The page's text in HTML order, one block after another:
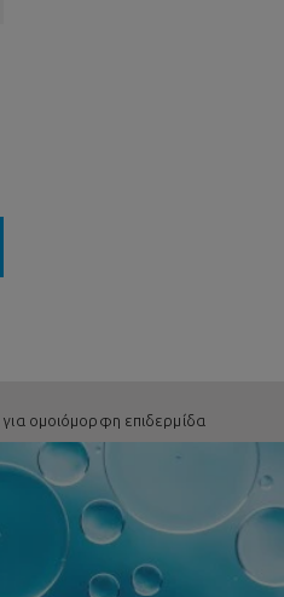
ομοιόμορφη επιδερμίδα